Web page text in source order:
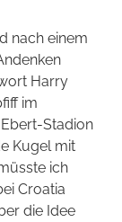
nach einem
Harry
im
Stadion
Kugel mit
ich
Croatia
die Idee